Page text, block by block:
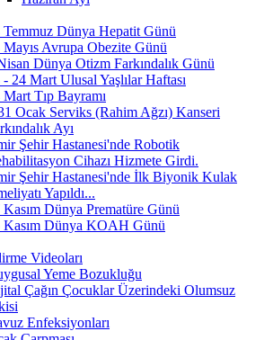
Temmuz Dünya Hepatit Günü
Mayıs Avrupa Obezite Günü
Dünya Otizm Farkındalık Günü
- 24 Mart Ulusal Yaşlılar Haftası
Mart Tıp Bayramı
Ocak Serviks (Rahim Ağzı) Kanseri
Ayı
Şehir Hastanesi'nde Robotik
Cihazı Hizmete Girdi.
Şehir Hastanesi'nde İlk Biyonik Kulak
Yapıldı...
Kasım Dünya Prematüre Günü
Kasım Dünya KOAH Günü
Videoları
Yeme Bozukluğu
Çağın Çocuklar Üzerindeki Olumsuz
Enfeksiyonları